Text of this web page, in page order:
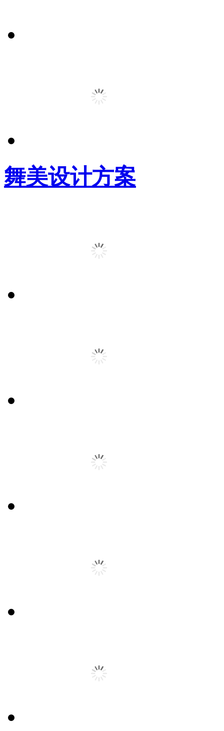
舞美设计方案